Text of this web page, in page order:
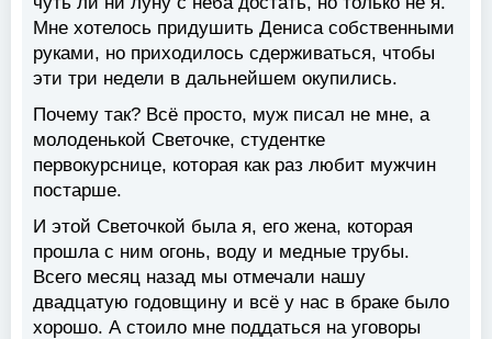
Мне хотелось придушить Дениса собственными
руками, но приходилось сдерживаться, чтобы
эти три недели в дальнейшем окупились.
Почему так? Всё просто, муж писал не мне, а
молоденькой Светочке, студентке
первокурснице, которая как раз любит мужчин
постарше.
И этой Светочкой была я, его жена, которая
прошла с ним огонь, воду и медные трубы.
Всего месяц назад мы отмечали нашу
двадцатую годовщину и всё у нас в браке было
хорошо. А стоило мне поддаться на уговоры